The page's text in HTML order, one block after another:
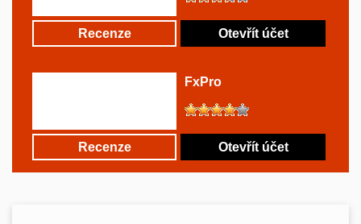
Recenze Otevřít účet
FxPro
Recenze Otevřít účet